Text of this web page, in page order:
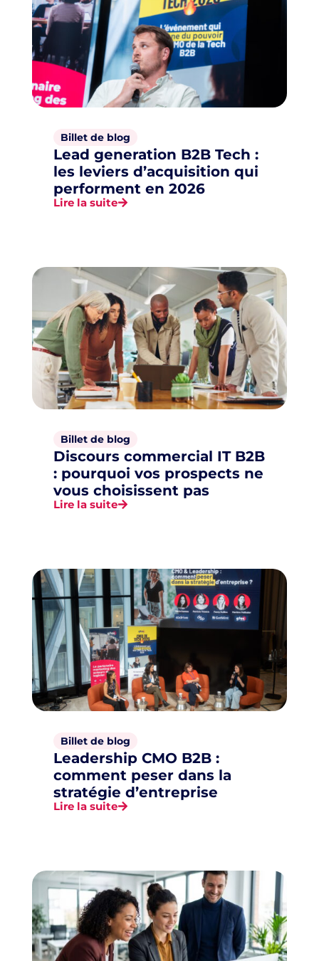
Billet de blog
Lead generation B2B Tech :
les leviers d’acquisition qui
performent en 2026
Lire la suite
Billet de blog
Discours commercial IT B2B
: pourquoi vos prospects ne
vous choisissent pas
Lire la suite
Billet de blog
Leadership CMO B2B :
comment peser dans la
stratégie d’entreprise
Lire la suite